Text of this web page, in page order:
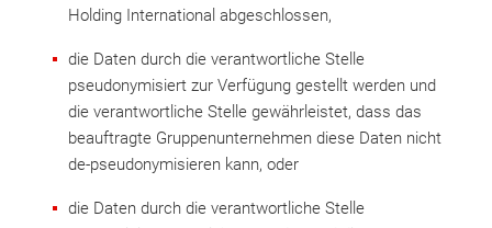
Holding International abgeschlossen,
die Daten durch die verantwortliche Stelle
pseudonymisiert zur Verfügung gestellt werden und
die verantwortliche Stelle gewährleistet, dass das
beauftragte Gruppenunternehmen diese Daten nicht
de-pseudonymisieren kann, oder
die Daten durch die verantwortliche Stelle